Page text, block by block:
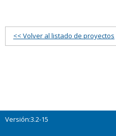
<< Volver al listado de proyectos
Versión:3.2-15